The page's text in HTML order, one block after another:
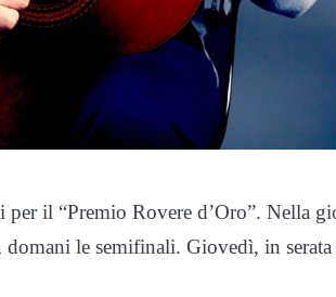
il “Premio Rovere d’Oro”. Nella
le semifinali. Giovedì, in